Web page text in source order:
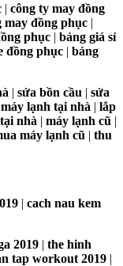
| công ty may đồng
may đồng phục |
phục | bảng giá sỉ
đồng phục | bảng
| sửa bồn cầu | sửa
lạnh tại nhà | lắp
nhà | máy lạnh cũ |
máy lạnh cũ | thu
| cach nau kem
2019 | the hinh
tap workout 2019 |